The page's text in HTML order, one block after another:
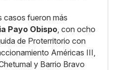
casos fueron más
Payo Obispo , con ocho
de Proterritorio con
Américas III,
y Barrio Bravo